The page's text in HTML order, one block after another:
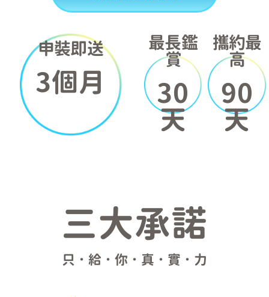
申裝即送
3個月
最長鑑
賞
30
天
攜約最
高
90
天
三大承諾
只．給．你．真．實．力